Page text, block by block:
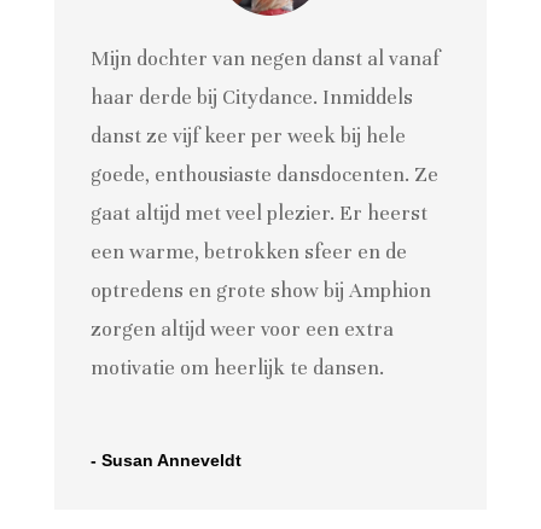
Mijn dochter van negen danst al vanaf
haar derde bij Citydance. Inmiddels
danst ze vijf keer per week bij hele
goede, enthousiaste dansdocenten. Ze
gaat altijd met veel plezier. Er heerst
een warme, betrokken sfeer en de
optredens en grote show bij Amphion
zorgen altijd weer voor een extra
motivatie om heerlijk te dansen.
- Susan Anneveldt